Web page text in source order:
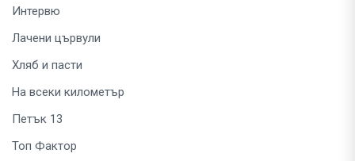
Интервю
Лачени цървули
Хляб и пасти
На всеки километър
Петък 13
Топ Фактор